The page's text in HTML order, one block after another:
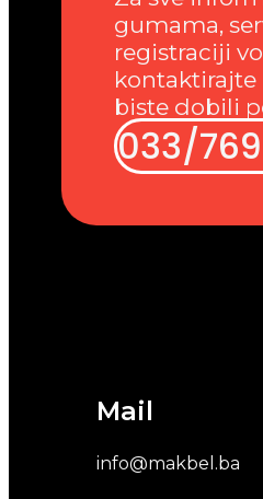
Mail
info@makbel.ba
gumama,
registraciji
kontaktirajte
biste dobili
033/